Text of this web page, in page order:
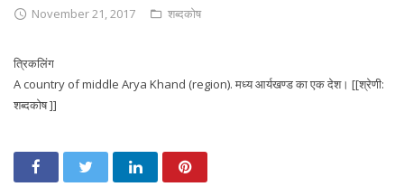
अयोध्या
November 21, 2017 शब्दकोष
त्रिकलिंग
A country of middle Arya Khand (region). मध्य आर्यखण्ड का एक देश। [[श्रेणी:
शब्दकोष ]]